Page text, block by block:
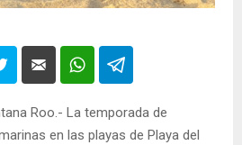
Roo.- La temporada de
en las playas de Playa del